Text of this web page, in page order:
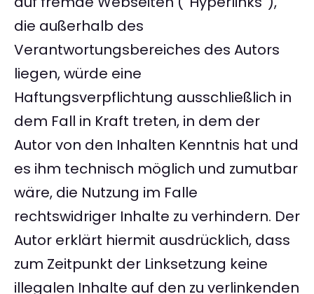
die außerhalb des
Verantwortungsbereiches des Autors
liegen, würde eine
Haftungsverpflichtung ausschließlich in
dem Fall in Kraft treten, in dem der
Autor von den Inhalten Kenntnis hat und
es ihm technisch möglich und zumutbar
wäre, die Nutzung im Falle
rechtswidriger Inhalte zu verhindern. Der
Autor erklärt hiermit ausdrücklich, dass
zum Zeitpunkt der Linksetzung keine
illegalen Inhalte auf den zu verlinkenden